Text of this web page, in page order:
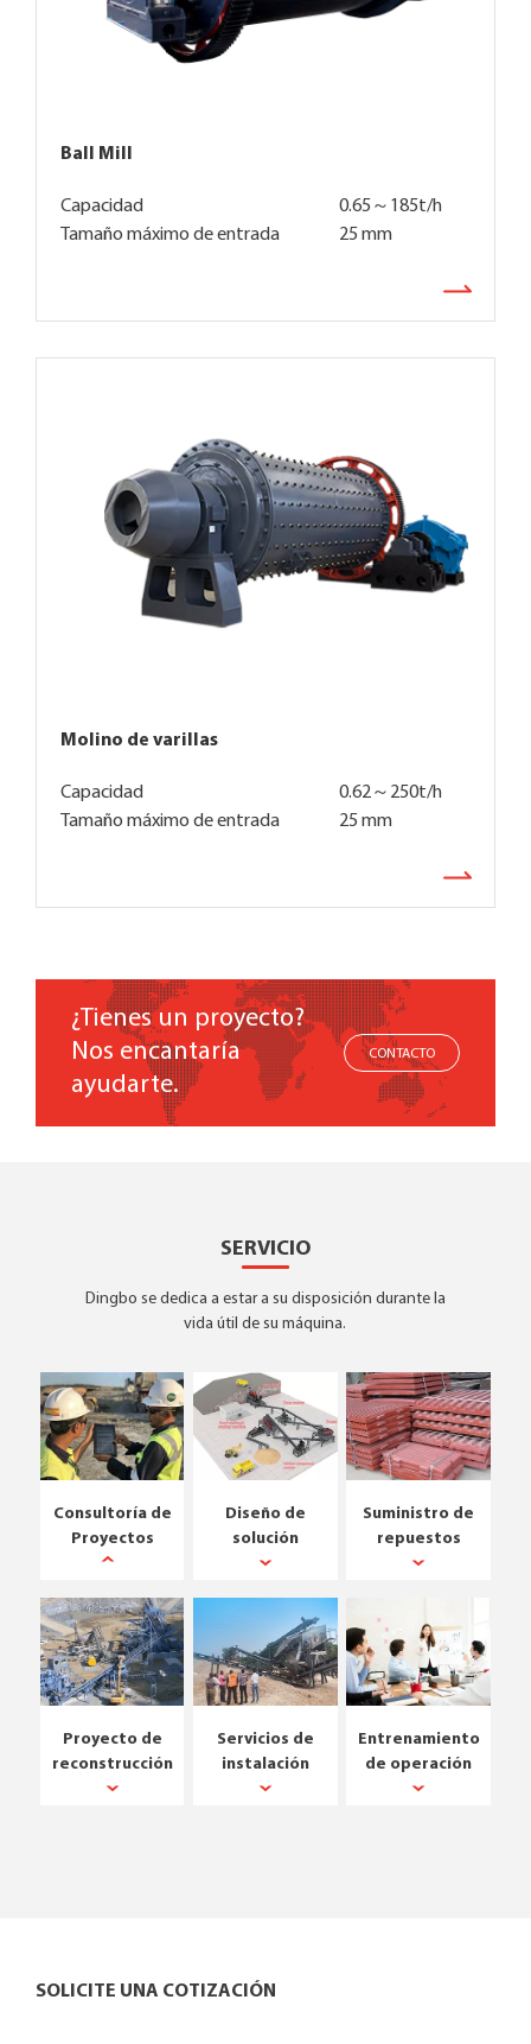
Ball Mill
Capacidad
0.65～185t/h
Tamaño máximo de entrada
25 mm
Molino de varillas
Capacidad
0.62～250t/h
Tamaño máximo de entrada
25 mm
¿Tienes un proyecto?
Nos encantaría
ayudarte.
CONTACTO
SERVICIO
Dingbo se dedica a estar a su disposición durante la
vida útil de su máquina.
Consultoría de
Proyectos
Diseño de
solución
Suministro de
repuestos
Proyecto de
reconstrucción
Servicios de
instalación
Entrenamiento
de operación
SOLICITE UNA COTIZACIÓN